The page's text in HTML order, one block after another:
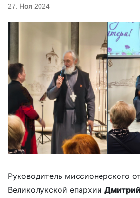
27. Ноя 2024
Руководитель миссионерского
Великолукской епархии